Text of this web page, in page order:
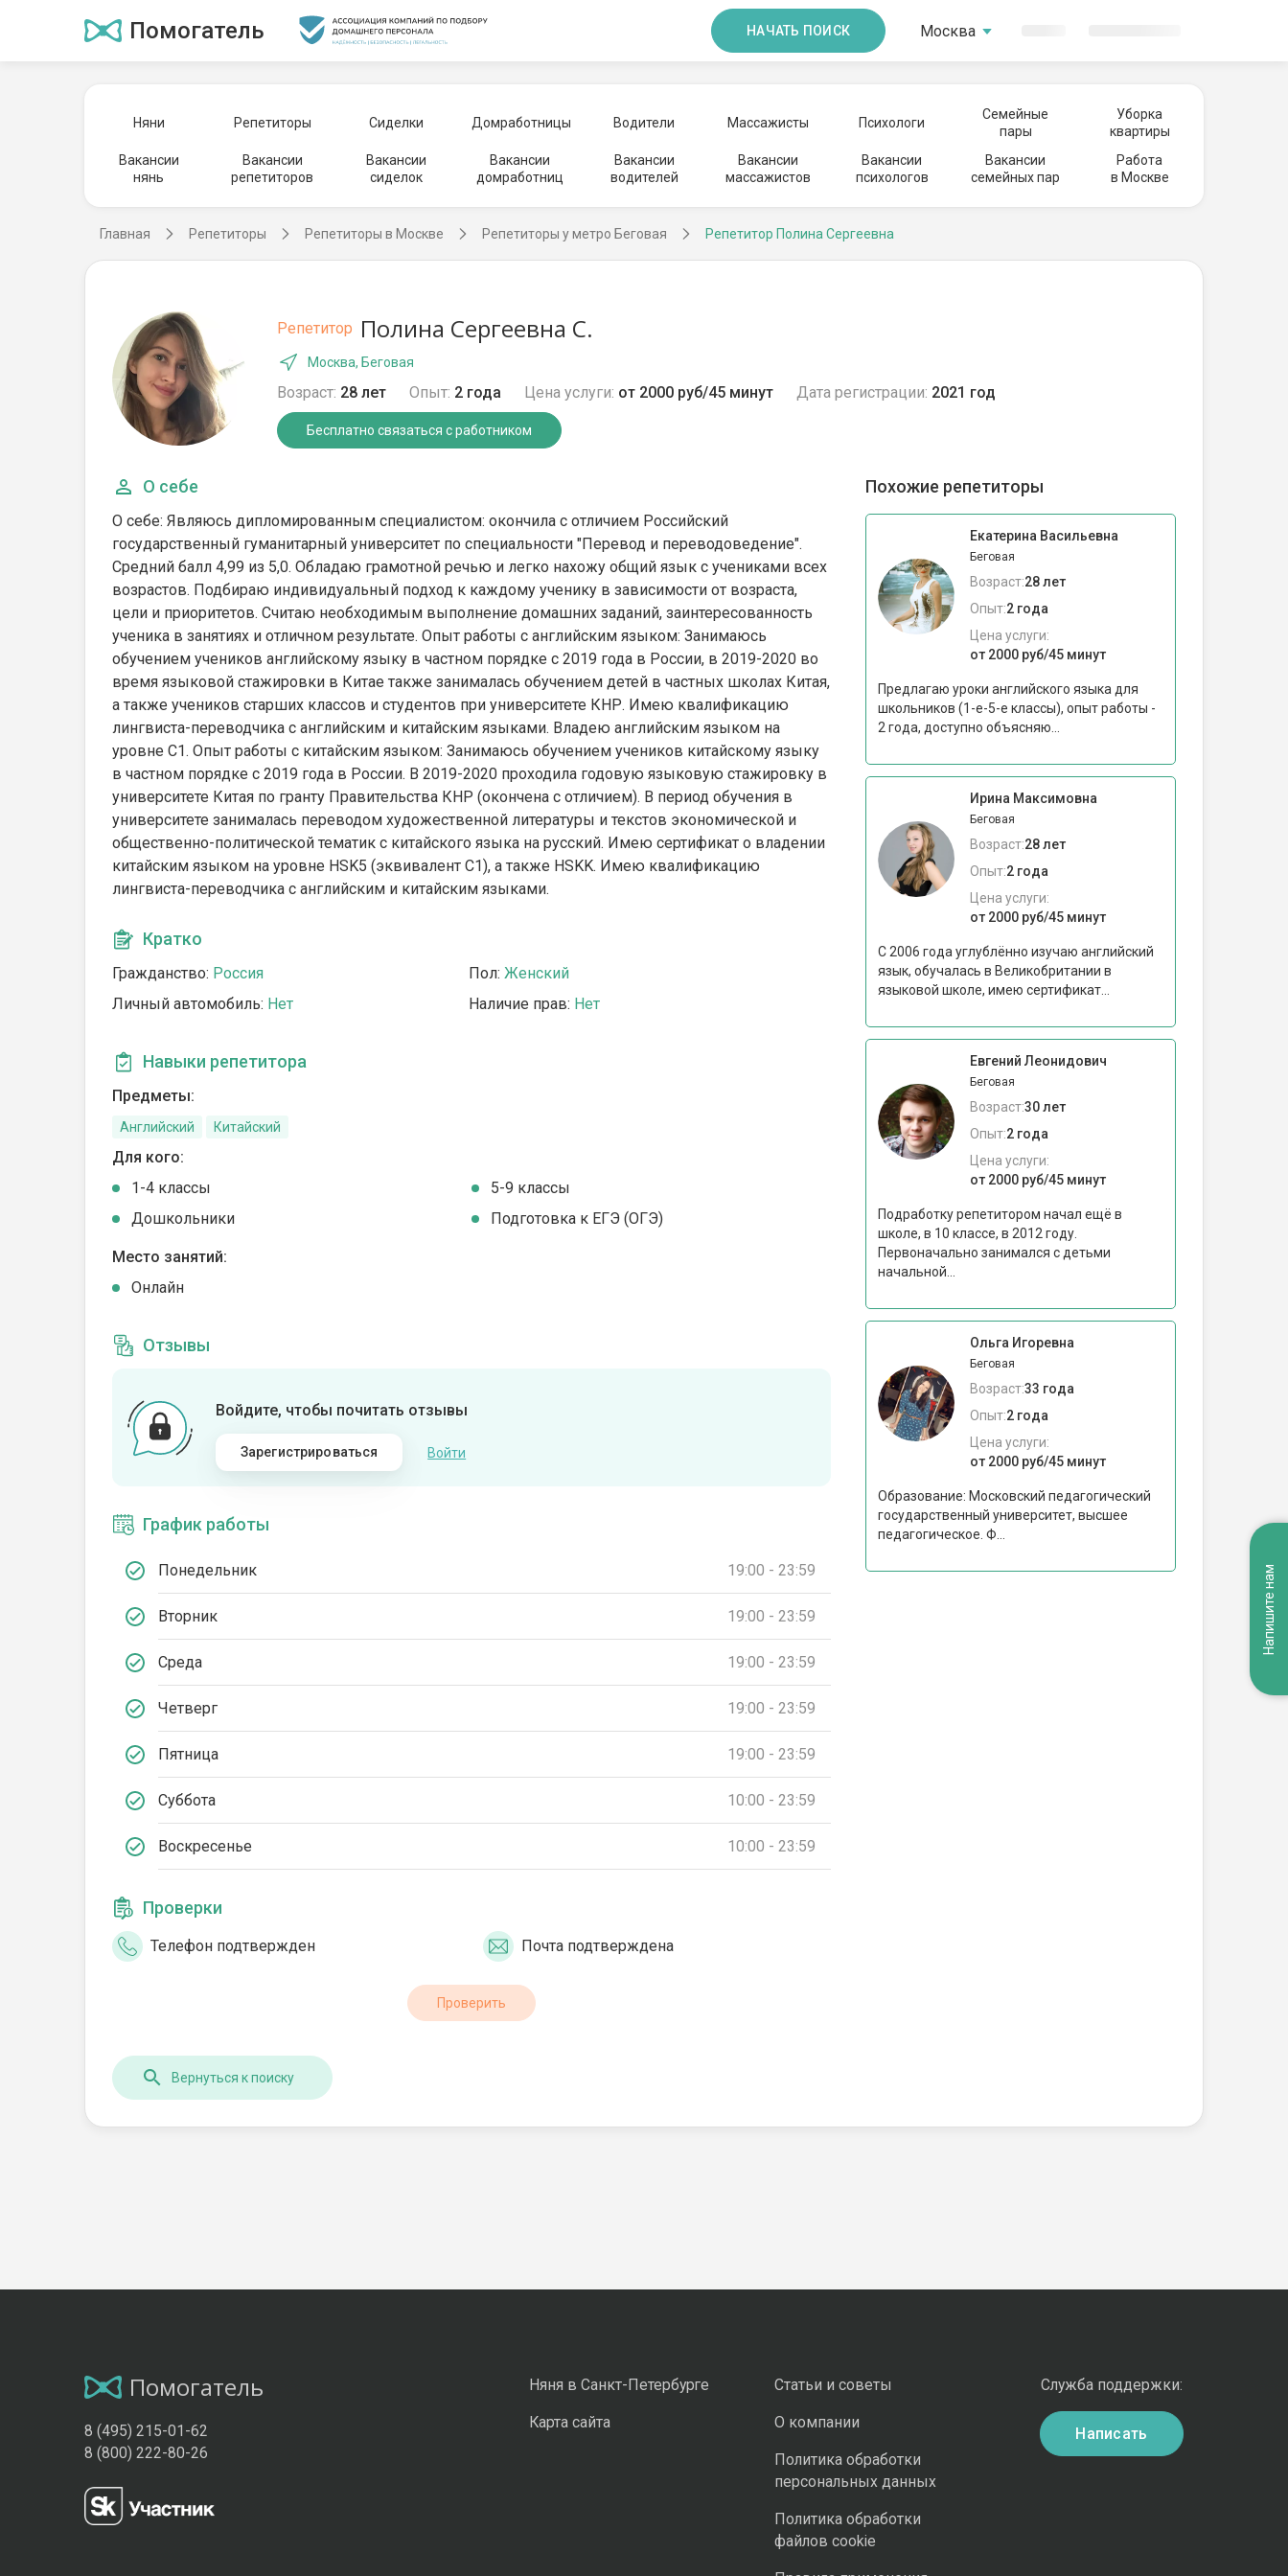
Помогатель НАЧАТЬ ПОИСК Москва
Няни Репетиторы Сиделки Домработницы Водители Массажисты Психологи
Семейные
пары
Уборка
квартиры
Вакансии
нянь
Вакансии
репетиторов
Вакансии
сиделок
Вакансии
домработниц
Вакансии
водителей
Вакансии
массажистов
Вакансии
психологов
Вакансии
семейных пар
Работа
в Москве
Главная Репетиторы Репетиторы в Москве Репетиторы у метро Беговая Репетитор Полина Сергеевна
Репетитор Полина Сергеевна С.
Москва, Беговая
Возраст: 28 лет Опыт: 2 года Цена услуги: от 2000 руб/45 минут Дата регистрации: 2021 год
Бесплатно связаться с работником
О себе
О себе: Являюсь дипломированным специалистом: окончила с отличием Российский
государственный гуманитарный университет по специальности "Перевод и переводоведение".
Средний балл 4,99 из 5,0. Обладаю грамотной речью и легко нахожу общий язык с учениками всех
возрастов. Подбираю индивидуальный подход к каждому ученику в зависимости от возраста,
цели и приоритетов. Считаю необходимым выполнение домашних заданий, заинтересованность
ученика в занятиях и отличном результате. Опыт работы с английским языком: Занимаюсь
обучением учеников английскому языку в частном порядке с 2019 года в России, в 2019-2020 во
время языковой стажировки в Китае также занималась обучением детей в частных школах Китая,
а также учеников старших классов и студентов при университете КНР. Имею квалификацию
лингвиста-переводчика с английским и китайским языками. Владею английским языком на
уровне С1. Опыт работы с китайским языком: Занимаюсь обучением учеников китайскому языку
в частном порядке с 2019 года в России. В 2019-2020 проходила годовую языковую стажировку в
университете Китая по гранту Правительства КНР (окончена с отличием). В период обучения в
университете занималась переводом художественной литературы и текстов экономической и
общественно-политической тематик с китайского языка на русский. Имею сертификат о владении
китайским языком на уровне HSK5 (эквивалент С1), а также HSKK. Имею квалификацию
лингвиста-переводчика с английским и китайским языками.
Кратко
Гражданство: Россия Пол: Женский
Личный автомобиль: Нет Наличие прав: Нет
Навыки репетитора
Предметы:
Английский Китайский
Для кого:
1-4 классы
5-9 классы
Дошкольники
Подготовка к ЕГЭ (ОГЭ)
Место занятий:
Онлайн
Отзывы
Войдите, чтобы почитать отзывы
Зарегистрироваться Войти
График работы
Понедельник 19:00 - 23:59
Вторник 19:00 - 23:59
Среда 19:00 - 23:59
Четверг 19:00 - 23:59
Пятница 19:00 - 23:59
Суббота 10:00 - 23:59
Воскресенье 10:00 - 23:59
Проверки
Телефон подтвержден Почта подтверждена
Проверить
Похожие репетиторы
Екатерина Васильевна
Беговая
Возраст:28 лет
Опыт:2 года
Цена услуги:
от 2000 руб/45 минут
Предлагаю уроки английского языка для
школьников (1-е-5-е классы), опыт работы -
2 года, доступно объясняю...
Ирина Максимовна
Беговая
Возраст:28 лет
Опыт:2 года
Цена услуги:
от 2000 руб/45 минут
С 2006 года углублённо изучаю английский
язык, обучалась в Великобритании в
языковой школе, имею сертификат...
Евгений Леонидович
Беговая
Возраст:30 лет
Опыт:2 года
Цена услуги:
от 2000 руб/45 минут
Подработку репетитором начал ещё в
школе, в 10 классе, в 2012 году.
Первоначально занимался с детьми
начальной...
Ольга Игоревна
Беговая
Возраст:33 года
Опыт:2 года
Цена услуги:
от 2000 руб/45 минут
Образование: Московский педагогический
государственный университет, высшее
педагогическое. Ф...
Вернуться к поиску
Помогатель
8 (495) 215-01-62
8 (800) 222-80-26
Няня в Санкт-Петербурге
Карта сайта
Статьи и советы
О компании
Политика обработки
персональных данных
Политика обработки
файлов cookie
Служба поддержки:
Написать
Напишите нам